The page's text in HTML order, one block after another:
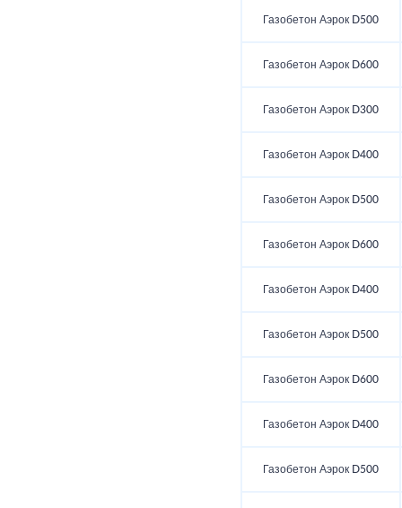
Газобетон Аэрок D500
Газобетон Аэрок D600
Газобетон Аэрок D300
Газобетон Аэрок D400
Газобетон Аэрок D500
Газобетон Аэрок D600
Газобетон Аэрок D400
Газобетон Аэрок D500
Газобетон Аэрок D600
Газобетон Аэрок D400
Газобетон Аэрок D500